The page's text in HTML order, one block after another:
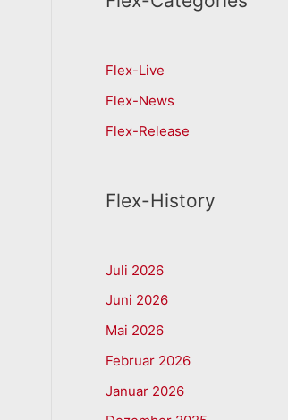
Flex-Live
Flex-News
Flex-Release
Flex-History
Juli 2026
Juni 2026
Mai 2026
Februar 2026
Januar 2026